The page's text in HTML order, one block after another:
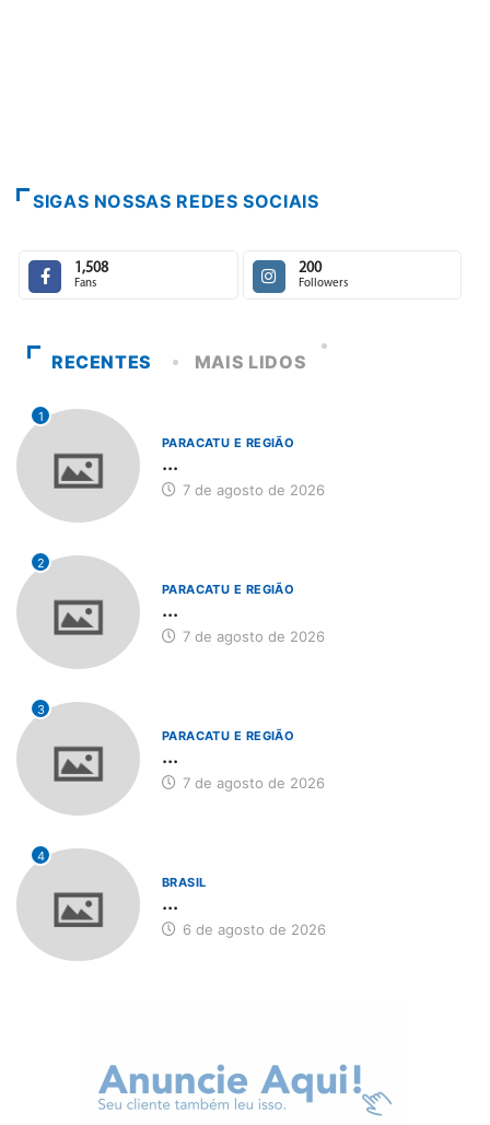
SIGAS NOSSAS REDES SOCIAIS
1,508
Fans
200
Followers
RECENTES MAIS LIDOS
1
PARACATU E REGIÃO
...
7 de agosto de 2026
2
PARACATU E REGIÃO
...
7 de agosto de 2026
3
PARACATU E REGIÃO
...
7 de agosto de 2026
4
BRASIL
...
6 de agosto de 2026